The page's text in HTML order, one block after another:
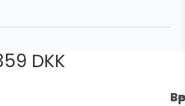
DKK